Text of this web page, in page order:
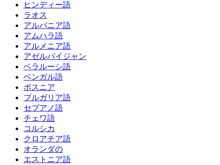
ヒンディー語
ラオス
アルバニア語
アムハラ語
アルメニア語
アゼルバイジャン
ベラルーシ語
ベンガル語
ボスニア
ブルガリア語
セブアノ語
チェワ語
コルシカ
クロアチア語
オランダの
エストニア語